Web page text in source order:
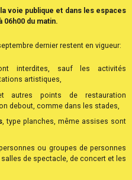
voie publique et dans les espaces
06h00 du matin.
dernier restent en vigueur:
interdites, sauf les activités
artistiques,
points de restauration
debout, comme dans les stades,
, type planches, même assises sont
ou groupes de personnes
de spectacle, de concert et les